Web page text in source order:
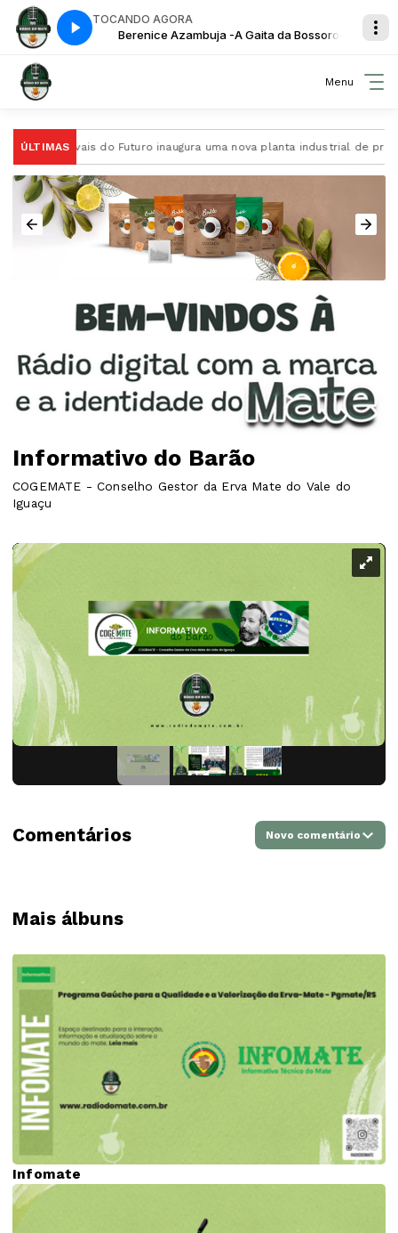
TOCANDO AGORA
Bossoroca Berenice Azambuja -A Gaita da Bossoroca
Menu
ÚLTIMAS
A Ervais do Futuro inaugura uma nova planta industrial de
Informativo do Barão
COGEMATE - Conselho Gestor da Erva Mate do Vale do
Iguaçu
Mais álbuns
Infomate
Comentários Novo comentário